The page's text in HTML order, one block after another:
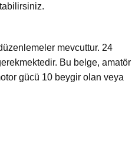
mevcuttur. 24
Bu belge, amatör
gücü 10 beygir olan veya